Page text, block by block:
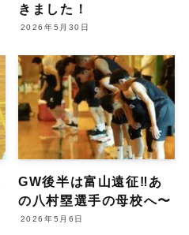
きました！
2026年5月30日
GW後半は富山遠征‼️あ
の八村塁選手の母校へ〜
2026年5月6日